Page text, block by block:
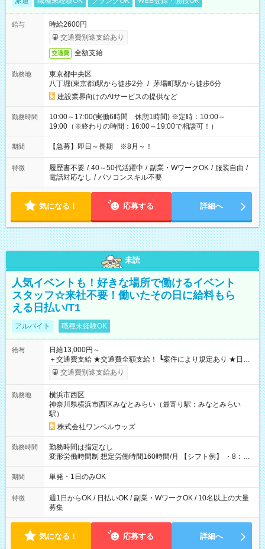
給与
時給2600円
交通費別途支給あり
交通費 全額支給
勤務地
東京都中央区
八丁堀(東京都)駅から徒歩2分 / 茅場町駅から徒歩6分
建設業界向けのAIサービスの提供など
勤務時間
10:00～17:00(実働6時間 休憩1時間) ※定時：10:00～
19:00（※終わりの時間：16:00～19:00で相談可！）
期間 【急募】即日～長期 ※8月～！
特徴 履歴書不要 / 40～50代活躍中 / 副業・WワークOK / 服装自由 /
電話対応なし / パソコンスキル不要
気になる！ 応募する 詳細へ
未読
人気イベントも！好きな場所で働けるイベント
スタッフ☆来社不要！働いたその日に給料もら
える日払い/T1
アルバイト 職種未経験OK
給与
日給13,000円～
＋交通費支給 ★交通費全額支給！ ┗案件により規定あり ★日払
いOK！（規定あり） ┗働いたその日に現金GET♪ お仕事後はコ
ンビニATMから 日払い分を引き落とせます！ 【試用期間】試
交通費別途支給あり
勤務地
横浜市西区
神奈川県横浜市西区みなとみらい（最寄り駅：みなとみらい
駅）
株式会社ワンベルウッズ
勤務時間
勤務時間は指定なし
変形労働時間制 想定労働時間160時間/月 【シフト例】 ・8：00
～21：00
期間 単発・1日のみOK
特徴
週1日からOK / 日払いOK / 副業・WワークOK / 10名以上の大量
募集
気になる！ 応募する 詳細へ